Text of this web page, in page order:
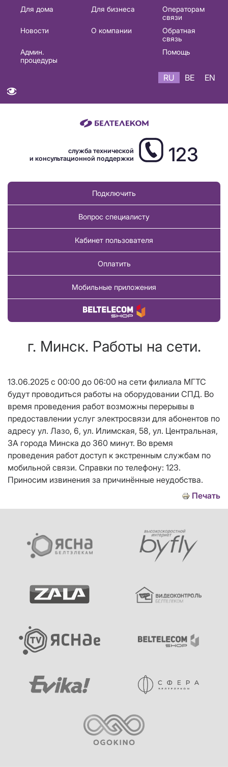
Основная
навигация
Для дома Для бизнеса
Операторам
связи
Новости
О компании
Обратная
связь
Админ.
процедуры
Помощь
RU BE EN
служба технической
и консультационной поддержки
123
Подключить
Вопрос специалисту
Кабинет пользователя
Оплатить
Мобильные приложения
Купить товар
г. Минск. Работы на сети.
13.06.2025 с 00:00 до 06:00 на сети филиала МГТС
будут проводиться работы на оборудовании СПД. Во
время проведения работ возможны перерывы в
предоставлении услуг электросвязи для абонентов по
адресу ул. Лазо, 6, ул. Илимская, 58, ул. Центральная,
3А города Минска до 360 минут. Во время
проведения работ доступ к экстренным службам по
мобильной связи. Справки по телефону: 123.
Приносим извинения за причинённые неудобства.
Печать